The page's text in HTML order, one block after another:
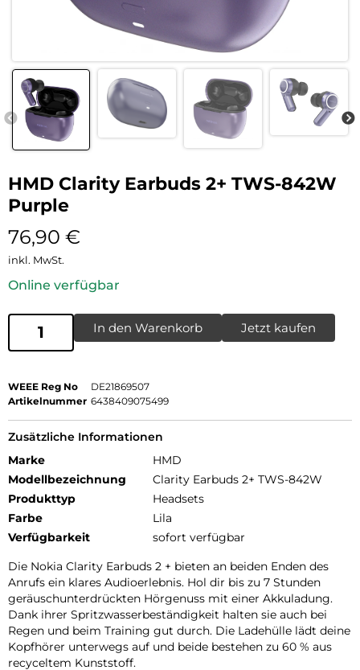
HMD Clarity Earbuds 2+ TWS-842W
Purple
76,90 €
inkl. MwSt.
Online verfügbar
In den Warenkorb Jetzt kaufen
WEEE Reg No
DE21869507
Artikelnummer 6438409075499
Zusätzliche Informationen
Marke
HMD
Modellbezeichnung
Clarity Earbuds 2+ TWS-842W
Produkttyp
Headsets
Farbe
Lila
Verfügbarkeit
sofort verfügbar
Die Nokia Clarity Earbuds 2 + bieten an beiden Enden des
Anrufs ein klares Audioerlebnis. Hol dir bis zu 7 Stunden
geräuschunterdrückten Hörgenuss mit einer Akkuladung.
Dank ihrer Spritzwasserbeständigkeit halten sie auch bei
Regen und beim Training gut durch. Die Ladehülle lädt deine
Kopfhörer unterwegs auf und beide bestehen zu 60 % aus
recyceltem Kunststoff.